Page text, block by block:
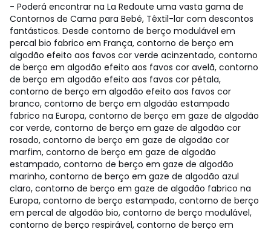
- Poderá encontrar na La Redoute uma vasta gama de
Contornos de Cama para Bebé, Têxtil-lar com descontos
fantásticos. Desde contorno de berço modulável em
percal bio fabrico em França, contorno de berço em
algodão efeito aos favos cor verde acinzentado, contorno
de berço em algodão efeito aos favos cor avelã, contorno
de berço em algodão efeito aos favos cor pétala,
contorno de berço em algodão efeito aos favos cor
branco, contorno de berço em algodão estampado
fabrico na Europa, contorno de berço em gaze de algodão
cor verde, contorno de berço em gaze de algodão cor
rosado, contorno de berço em gaze de algodão cor
marfim, contorno de berço em gaze de algodão
estampado, contorno de berço em gaze de algodão
marinho, contorno de berço em gaze de algodão azul
claro, contorno de berço em gaze de algodão fabrico na
Europa, contorno de berço estampado, contorno de berço
em percal de algodão bio, contorno de berço modulável,
contorno de berço respirável, contorno de berço em